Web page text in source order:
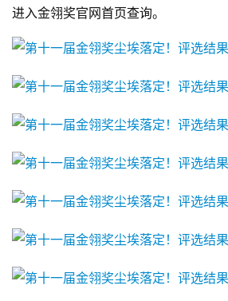
业
手
机
游
戏
机
戏
休
进入金翎奖官网首页查询。